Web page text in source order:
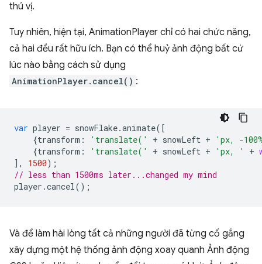
thú vị.
Tuy nhiên, hiện tại, AnimationPlayer chỉ có hai chức năng,
cả hai đều rất hữu ích. Bạn có thể huỷ ảnh động bất cứ
lúc nào bằng cách sử dụng
AnimationPlayer.cancel() :
var player = snowFlake.animate([
{transform : 'translate(' + snowLeft +
'px, -
{transform : 'translate(' + snowLeft + 'px, ' +
],
1500);
// less than 1500ms later...changed my mind
player .cancel();
Và để làm hài lòng tất cả những người đã từng cố gắng
xây dựng một hệ thống ảnh động xoay quanh Ảnh động